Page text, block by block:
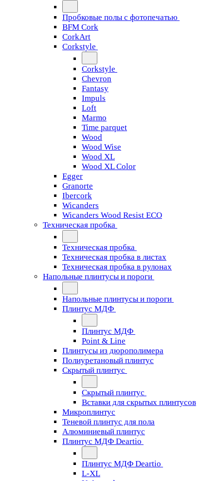
Пробковые полы с фотопечатью
BFM Cork
CorkArt
Corkstyle
Corkstyle
Chevron
Fantasy
Impuls
Loft
Marmo
Time parquet
Wood
Wood Wise
Wood XL
Wood XL Color
Egger
Granorte
Ibercork
Wicanders
Wicanders Wood Resist ECO
Техническая пробка
Техническая пробка
Техническая пробка в листах
Техническая пробка в рулонах
Напольные плинтусы и пороги
Напольные плинтусы и пороги
Плинтус МДФ
Плинтус МДФ
Point & Line
Плинтусы из дюрополимера
Полиуретановый плинтус
Скрытый плинтус
Скрытый плинтус
Вставки для скрытых плинтусов
Микроплинтус
Теневой плинтус для пола
Алюминиевый плинтус
Плинтус МДФ Deartio
Плинтус МДФ Deartio
L-XL